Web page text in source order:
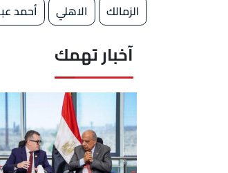
الزمالك الاهلي أحمد
آخبار تهمك